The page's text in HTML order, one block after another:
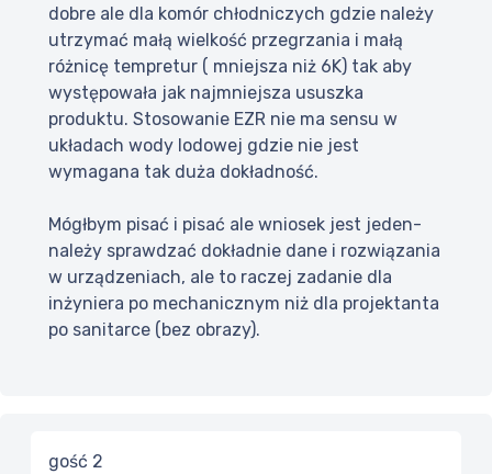
dobre ale dla komór chłodniczych gdzie należy
utrzymać małą wielkość przegrzania i małą
różnicę tempretur ( mniejsza niż 6K) tak aby
występowała jak najmniejsza ususzka
produktu. Stosowanie EZR nie ma sensu w
układach wody lodowej gdzie nie jest
wymagana tak duża dokładność.
Mógłbym pisać i pisać ale wniosek jest jeden-
należy sprawdzać dokładnie dane i rozwiązania
w urządzeniach, ale to raczej zadanie dla
inżyniera po mechanicznym niż dla projektanta
po sanitarce (bez obrazy).
gość 2